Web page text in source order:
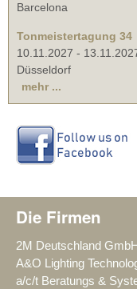
Barcelona
Tonmeistertagung 34
10.11.2027 -
Düsseldorf
mehr ...
Die Firmen
2M Deutschland GmbH
A&O Lighting
a/c/t Beratungs &